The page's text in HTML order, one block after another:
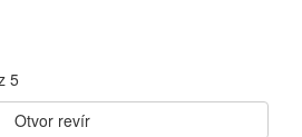
Otvor revír